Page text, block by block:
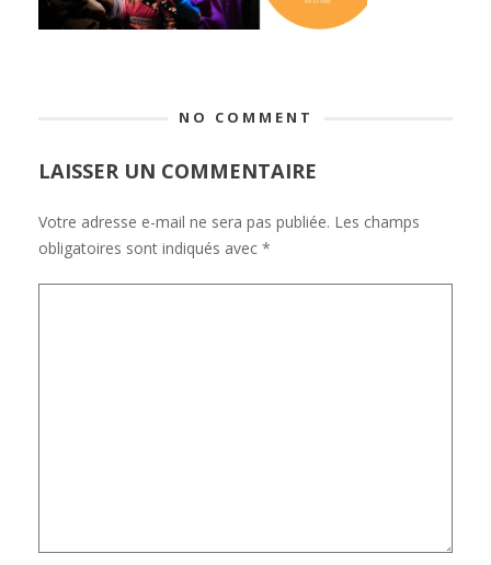
NO COMMENT
LAISSER UN COMMENTAIRE
Votre adresse e-mail ne sera pas publiée. Les champs
obligatoires sont indiqués avec *